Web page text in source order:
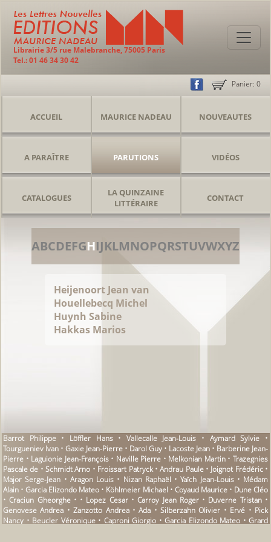
Librairie 3/5 rue Malebranche, 75005 Paris
Tel.: 01 46 34 30 42
Panier: 0
ACCUEIL MAURICE NADEAU NOUVEAUTES
A PARAÎTRE PARUTIONS VIDÉOS
CATALOGUES
LA QUINZAINE
LITTÉRAIRE
CONTACT
ABCDEFGHIJKLMNOPQRSTUVWXYZ
Heijenoort Jean van
Houellebecq Michel
Huynh Sabine
Hakkas Marios
Barrot Philippe • Löffler Hans • Vallecalle Jean-Louis • Aymard Sylvie •
Tourgueniev Ivan • Gaxie Jean-Pierre • Darol Guy • Lacoste Jean • Barberine Jean-
Pierre • Laguionie Jean-François • Naville Pierre • Melkonian Martin • Trazegnies
Pascale de • Schmidt Arno • Froissart Patryck • Andrau Paule • Joignot Frédéric •
Major Serge-Jean • Aragon Louis • Nizan Raphaël • Yaïch Jean-Louis • Médam
Alain • Garcia Elizondo Mateo • Köhlmeier Michael • Coyaud Maurice • Dune Cléo
• Craciun Gheorghe • • Lopez Cesar • Carroy Jean Roger • Duverne Tristan •
Genovese Andrea • Zanzotto Andrea • Ada • Silberzahn Olivier • Ervé • Pick
Nancy • Beucler Véronique • Caproni Giorgio • Garcia Elizondo Mateo • Grard